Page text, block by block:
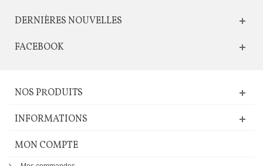
DERNIÈRES NOUVELLES
FACEBOOK
NOS PRODUITS
INFORMATIONS
MON COMPTE